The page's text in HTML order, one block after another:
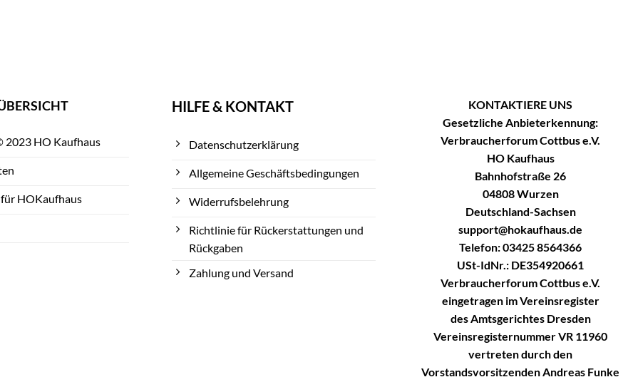
2023 HO Kaufhaus
HOKaufhaus
HILFE & KONTAKT
Datenschutzerklärung
Allgemeine Geschäftsbedingungen
Widerrufsbelehrung
Richtlinie für Rückerstattungen und
Rückgaben
Zahlung und Versand
KONTAKTIERE UNS
Gesetzliche Anbieterkennung:
Verbraucherforum Cottbus e.V.
HO Kaufhaus
Bahnhofstraße 26
04808 Wurzen
Deutschland-Sachsen
support@hokaufhaus.de
Telefon: 03425 8564366
USt-IdNr.: DE354920661
Verbraucherforum Cottbus e.V.
eingetragen im Vereinsregister
des Amtsgerichtes Dresden
Vereinsregisternummer VR 11960
vertreten durch den
Vorstandsvorsitzenden Andreas Funke